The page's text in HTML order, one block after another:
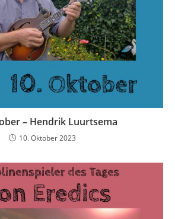
– Hendrik Luurtsema
10. Oktober 2023